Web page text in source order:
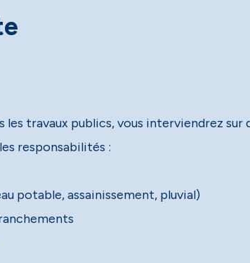
les travaux publics, vous interviendrez
responsabilités :
potable, assainissement, pluvial)